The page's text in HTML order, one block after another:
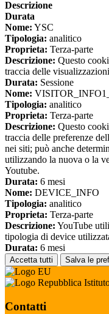
Descrizione
Durata
Nome: YSC
Tipologia: analitico
Proprieta: Terza-parte
Descrizione: Questo
traccia delle
Durata: Sessione
Nome:
Tipologia: analitico
Proprieta: Terza-parte
Descrizione: Questo
traccia delle preferenze
nei siti; può anche
utilizzando la nuova o la
Youtube.
Durata: 6 mesi
Nome: DEVICE_INFO
Tipologia: analitico
Proprieta: Terza-parte
Descrizione: YouTube
tipologia di device
Durata: 6 mesi
Accetta tutti Salva le
Contatti